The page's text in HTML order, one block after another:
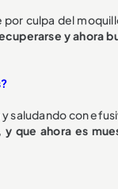
por culpa del
y ahora
saludando con
que ahora es